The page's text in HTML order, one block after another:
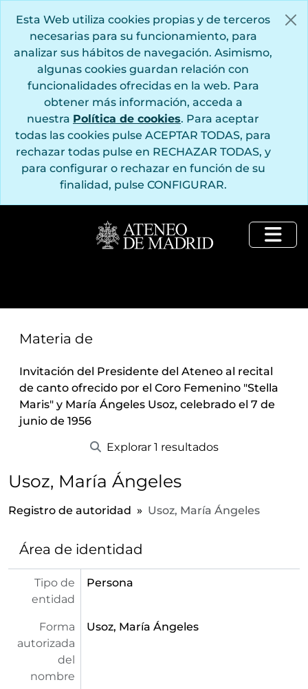
Esta Web utiliza cookies propias y de terceros
necesarias para su funcionamiento, para
analizar sus hábitos de navegación. Asimismo,
algunas cookies guardan relación con
funcionalidades ofrecidas en la web. Para
obtener más información, acceda a
nuestra Política de cookies. Para aceptar
todas las cookies pulse ACEPTAR TODAS, para
rechazar todas pulse en RECHAZAR TODAS, y
para configurar o rechazar en función de su
finalidad, pulse CONFIGURAR.
Materia de
Invitación del Presidente del Ateneo al recital
de canto ofrecido por el Coro Femenino "Stella
Maris" y María Ángeles Usoz, celebrado el 7 de
junio de 1956
Explorar 1 resultados
Usoz, María Ángeles
Registro de autoridad Usoz, María Ángeles
Área de identidad
Tipo de
entidad
Persona
Forma
autorizada
del
nombre
Usoz, María Ángeles